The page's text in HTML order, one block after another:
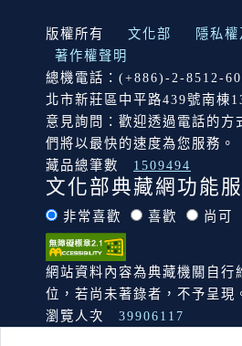
:::
版權所有 文化部
隱私
著作權聲明
總機電話：(+886)-2-8512-
北市新莊區中平路439號南棟
意見詢問：歡迎透過電話的方
們將以最快的速度為您服務。
藏品總筆數
1509494
文化部典藏網功能
非常喜歡 喜歡 尚可
網站資料內容為典藏機關自行
位，若尚未著錄者，不予呈現
瀏覽人次
39906117